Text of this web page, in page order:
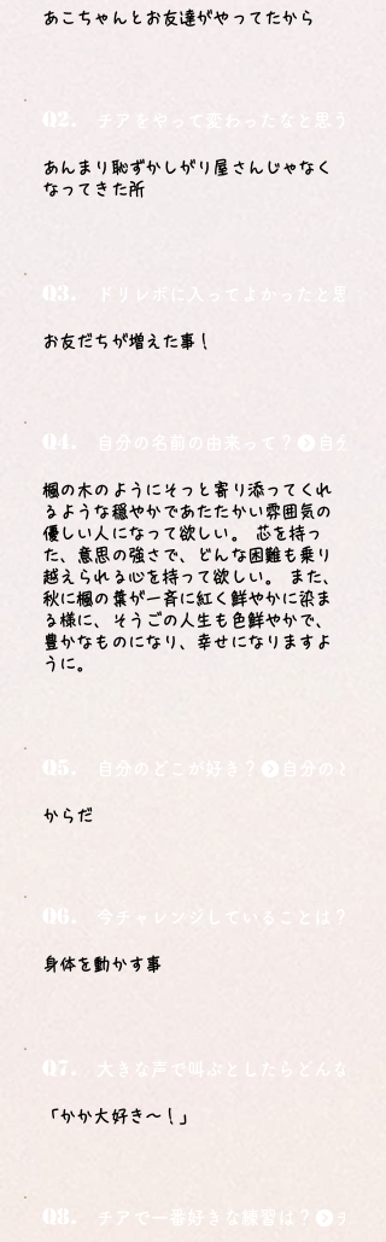
あこちゃんとお友達がやってたから
チアをやって変わったなと思うこと
あんまり恥ずかしがり屋さんじゃなく
なってきた所
お友だちが増えた事！
楓の木のようにそっと寄り添ってくれ
るような穏やかであたたかい雰囲気の
優しい人になって欲しい。 芯を持っ
た、意思の強さで、どんな困難も乗り
越えられる心を持って欲しい。 また、
秋に楓の葉が一斉に紅く鮮やかに染ま
る様に、そうごの人生も色鮮やかで、
豊かなものになり、幸せになりますよ
うに。
Q5. 自分のどこが好き？
からだ
今チャレンジしていることは？
身体を動かす事
Q7. 大きな声で叫ぶとしたらどんな言葉
「かか大好き〜！」
Q8. チアで一番好きな練習は？